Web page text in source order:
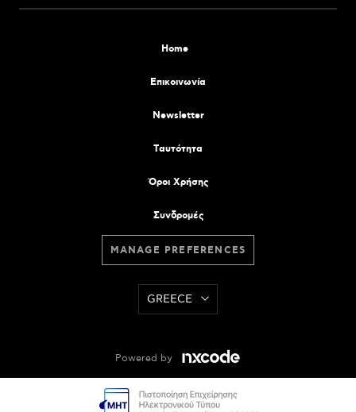
Home
Επικοινωνία
Newsletter
Tαυτότητα
Όροι Χρήσης
Συνδρομές
MANAGE PREFERENCES
GREECE
Powered by